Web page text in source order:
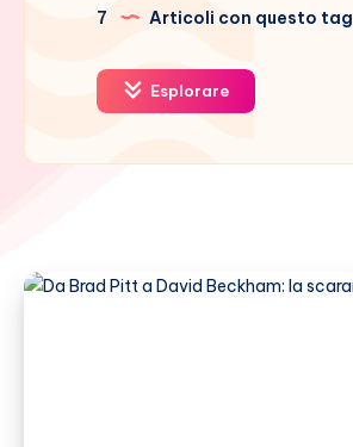
7 Articoli con questo tag
Esplorare